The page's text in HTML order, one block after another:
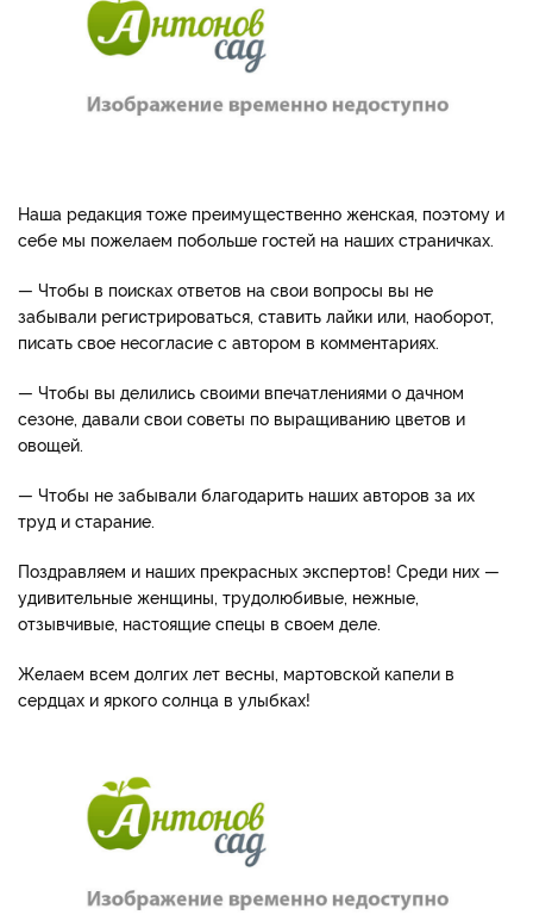
Наша редакция тоже преимущественно женская, поэтому и
себе мы пожелаем побольше гостей на наших страничках.
— Чтобы в поисках ответов на свои вопросы вы не
забывали регистрироваться, ставить лайки или, наоборот,
писать свое несогласие с автором в комментариях.
— Чтобы вы делились своими впечатлениями о дачном
сезоне, давали свои советы по выращиванию цветов и
овощей.
— Чтобы не забывали благодарить наших авторов за их
труд и старание.
Поздравляем и наших прекрасных экспертов! Среди них —
удивительные женщины, трудолюбивые, нежные,
отзывчивые, настоящие спецы в своем деле.
Желаем всем долгих лет весны, мартовской капели в
сердцах и яркого солнца в улыбках!